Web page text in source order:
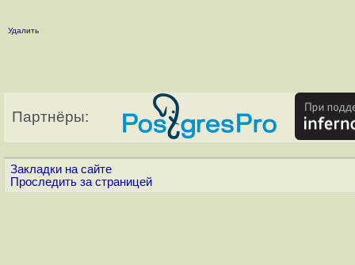
Удалить
Партнёры:
Закладки на сайте
Проследить за страницей